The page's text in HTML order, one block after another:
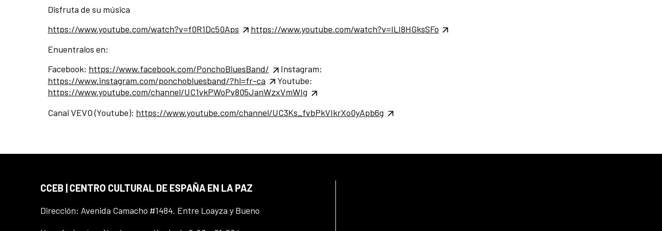
Disfruta de su música
https://www.youtube.com/watch?v=f0R1Dc50Aps
https://www.youtube.com/watch?v=ILI8HGksSFo
Enuentralos en:
Facebook: https://www.facebook.com/PonchoBluesBand/
Instagram:
https://www.instagram.com/ponchobluesband/?hl=fr-ca
Youtube:
https://www.youtube.com/channel/UC1vkPWoPv805JanWzxVmWIg
Canal VEVO (Youtube): https://www.youtube.com/channel/UC3Ks_fvbPkVIkrXo0yApb6g
CCEB | CENTRO CULTURAL DE ESPAÑA EN LA PAZ
Dirección: Avenida Camacho #1484. Entre Loayza y Bueno